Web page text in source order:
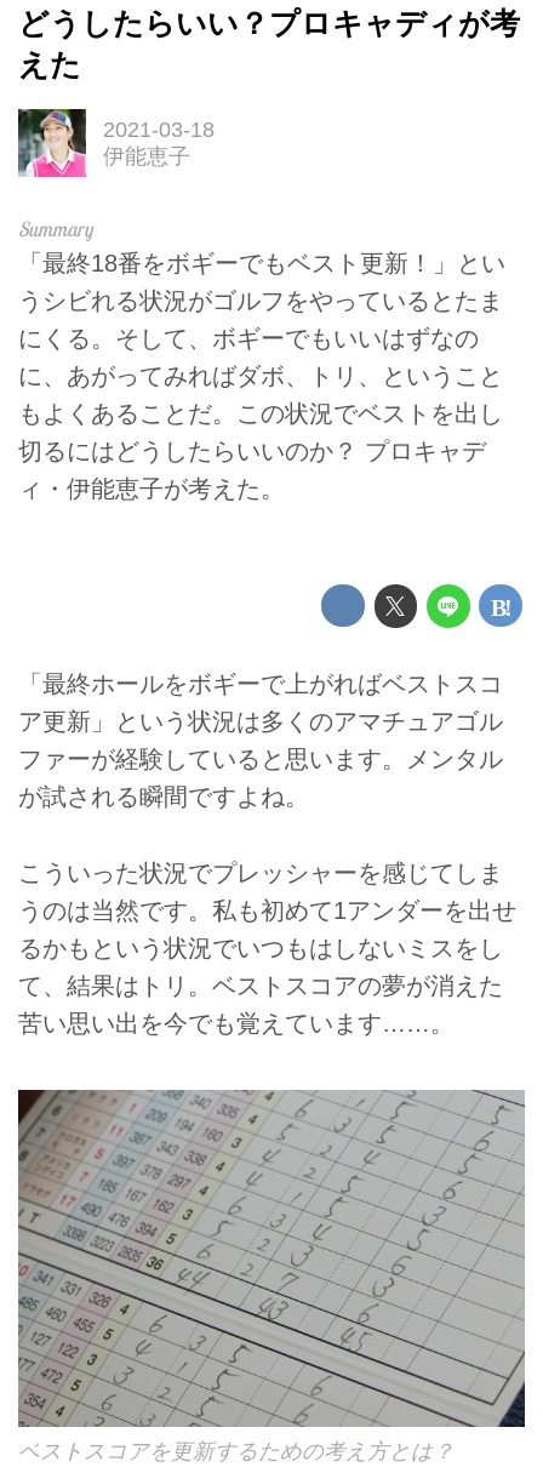
どうしたらいい？プロキャディが考
えた
2021-03-18
伊能恵子
「最終18番をボギーでもベスト更新！」とい
うシビれる状況がゴルフをやっているとたま
にくる。そして、ボギーでもいいはずなの
に、あがってみればダボ、トリ、ということ
もよくあることだ。この状況でベストを出し
切るにはどうしたらいいのか？ プロキャデ
ィ・伊能恵子が考えた。
「最終ホールをボギーで上がればベストスコ
ア更新」という状況は多くのアマチュアゴル
ファーが経験していると思います。メンタル
が試される瞬間ですよね。
こういった状況でプレッシャーを感じてしま
うのは当然です。私も初めて1アンダーを出せ
るかもという状況でいつもはしないミスをし
て、結果はトリ。ベストスコアの夢が消えた
苦い思い出を今でも覚えています……。
ベストスコアを更新するための考え方とは？